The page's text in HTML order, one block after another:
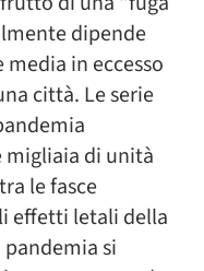
dipende
in eccesso
città. Le serie
migliaia di unità
le fasce
effetti letali della
si